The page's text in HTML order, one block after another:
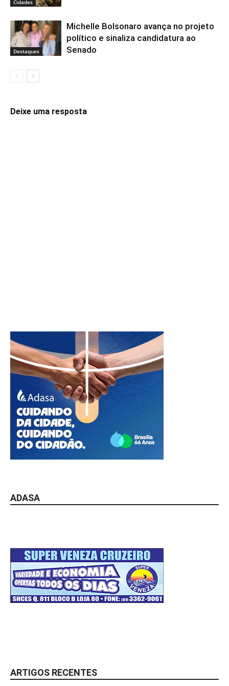
Cidades
Destaques
Michelle Bolsonaro avança no projeto
político e sinaliza candidatura ao
Senado
Deixe uma resposta
ADASA
ARTIGOS RECENTES